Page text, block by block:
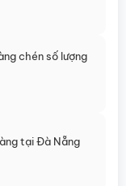
chén số lượng
tại Đà Nẵng